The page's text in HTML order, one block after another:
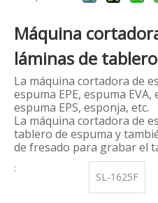
Máquina
láminas de
La máquina cortadora de
espuma EPE, espuma
espuma EPS, esponja, etc.
La máquina cortadora de
tablero de espuma y
de fresado para grabar el
:
SL-1625F